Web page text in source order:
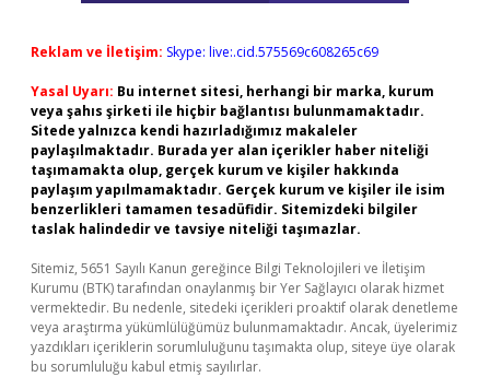
Reklam ve İletişim: Skype: live:.cid.575569c608265c69
Yasal Uyarı: Bu internet sitesi, herhangi bir marka, kurum
veya şahıs şirketi ile hiçbir bağlantısı bulunmamaktadır.
Sitede yalnızca kendi hazırladığımız makaleler
paylaşılmaktadır. Burada yer alan içerikler haber niteliği
taşımamakta olup, gerçek kurum ve kişiler hakkında
paylaşım yapılmamaktadır. Gerçek kurum ve kişiler ile isim
benzerlikleri tamamen tesadüfidir. Sitemizdeki bilgiler
taslak halindedir ve tavsiye niteliği taşımazlar.
Sitemiz, 5651 Sayılı Kanun gereğince Bilgi Teknolojileri ve İletişim
Kurumu (BTK) tarafından onaylanmış bir Yer Sağlayıcı olarak hizmet
vermektedir. Bu nedenle, sitedeki içerikleri proaktif olarak denetleme
veya araştırma yükümlülüğümüz bulunmamaktadır. Ancak, üyelerimiz
yazdıkları içeriklerin sorumluluğunu taşımakta olup, siteye üye olarak
bu sorumluluğu kabul etmiş sayılırlar.